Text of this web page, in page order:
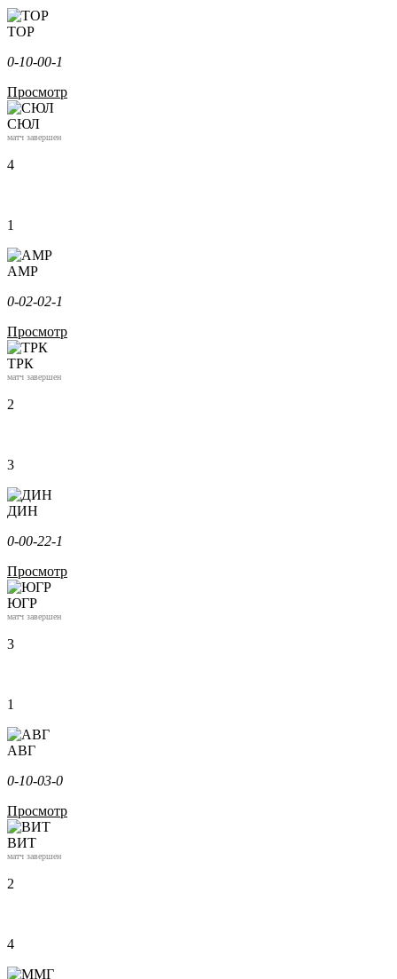
ТОР
0-10-00-1
Просмотр
СЮЛ
матч завершен
4
1
АМР
0-02-02-1
Просмотр
ТРК
матч завершен
2
3
ДИН
0-00-22-1
Просмотр
ЮГР
матч завершен
3
1
АВГ
0-10-03-0
Просмотр
ВИТ
матч завершен
2
4